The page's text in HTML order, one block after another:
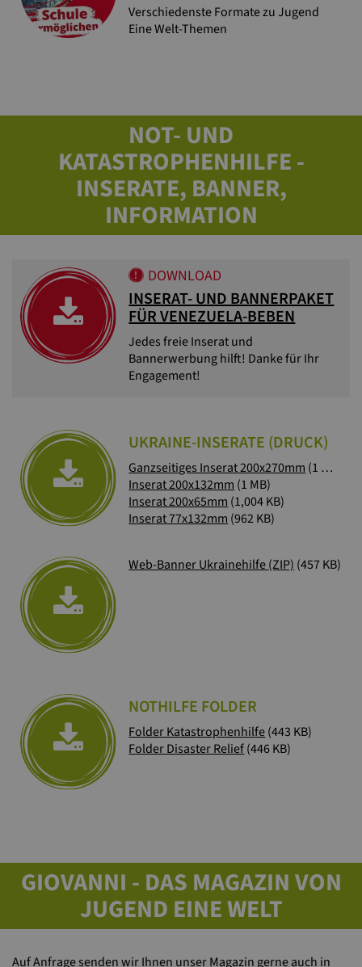
Verschiedenste Formate zu Jugend
Eine Welt-Themen
NOT- UND
KATASTROPHENHILFE -
INSERATE, BANNER,
INFORMATION
DOWNLOAD
INSERAT- UND BANNERPAKET
FÜR VENEZUELA-BEBEN
Jedes freie Inserat und
Bannerwerbung hilft! Danke für Ihr
Engagement!
UKRAINE-INSERATE (DRUCK)
Ganzseitiges Inserat 200x270mm (1 MB)
Inserat 200x132mm (1 MB)
Inserat 200x65mm (1,004 KB)
Inserat 77x132mm (962 KB)
Web-Banner Ukrainehilfe (ZIP) (457 KB)
NOTHILFE FOLDER
Folder Katastrophenhilfe(443 KB)
Folder Disaster Relief(446 KB)
GIOVANNI - DAS MAGAZIN VON
JUGEND EINE WELT
Auf Anfrage senden wir Ihnen unser Magazin gerne auch in